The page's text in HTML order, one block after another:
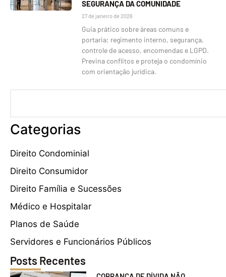
SEGURANÇA DA COMUNIDADE
27 de janeiro de 2026
Guia prático sobre áreas comuns e
portaria: regimento interno, segurança,
controle de acesso, encomendas e LGPD.
Previna conflitos e proteja o condomínio
com orientação jurídica.
Categorias
Direito Condominial
Direito Consumidor
Direito Família e Sucessões
Médico e Hospitalar
Planos de Saúde
Servidores e Funcionários Públicos
Posts Recentes